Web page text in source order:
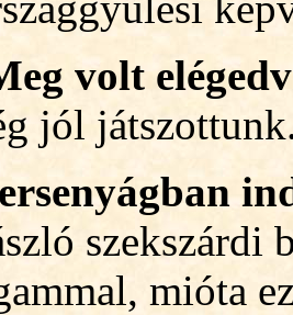
volt
jól
szekszárdi
mióta